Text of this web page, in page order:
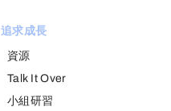
追求成長
資源
Talk It Over
小組研習